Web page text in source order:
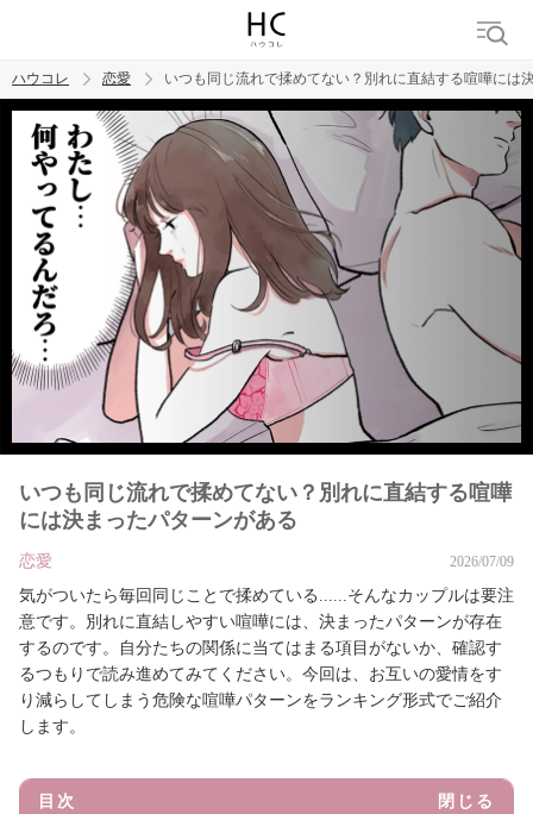
トレンド ワード
恋愛
ハウコレ 恋愛 いつも同じ流れで揉めてない？別れに直結する喧嘩には
いつも同じ流れで揉めてない？別れに直結する喧嘩
には決まったパターンがある
恋愛 2026/07/09
気がついたら毎回同じことで揉めている......そんなカップルは要注
意です。別れに直結しやすい喧嘩には、決まったパターンが存在
するのです。自分たちの関係に当てはまる項目がないか、確認す
るつもりで読み進めてみてください。今回は、お互いの愛情をす
り減らしてしまう危険な喧嘩パターンをランキング形式でご紹介
します。
目次 閉じる